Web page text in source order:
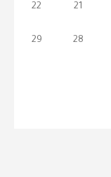
21
22
28
29